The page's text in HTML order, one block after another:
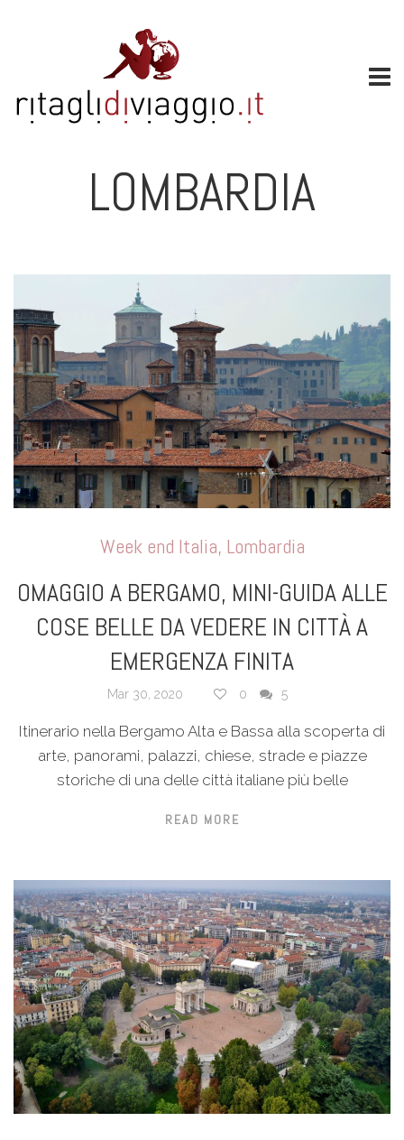
LOMBARDIA
Week end Italia, Lombardia
OMAGGIO A BERGAMO, MINI-GUIDA ALLE
COSE BELLE DA VEDERE IN CITTÀ A
EMERGENZA FINITA
Mar 30, 2020 0 5
Itinerario nella Bergamo Alta e Bassa alla scoperta di
arte, panorami, palazzi, chiese, strade e piazze
storiche di una delle città italiane più belle
READ MORE